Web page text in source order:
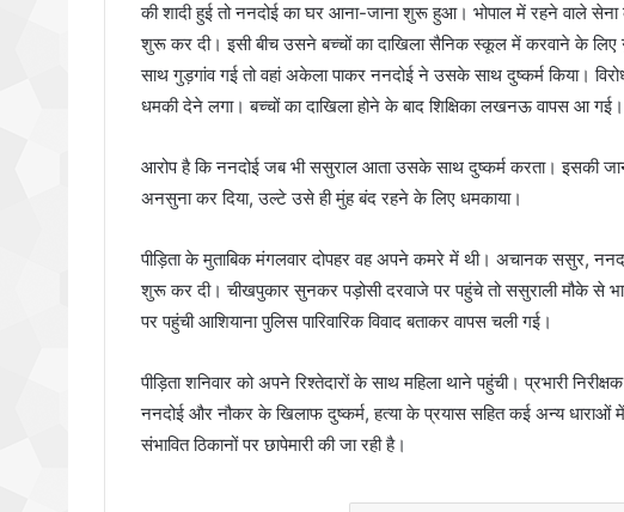
की शादी हुई तो ननदोई का घर आना-जाना शुरू हुआ। भोपाल में रहने वाले
शुरू कर दी। इसी बीच उसने बच्चों का दाखिला सैनिक स्कूल में करवाने के लिए
साथ गुड़गांव गई तो वहां अकेला पाकर ननदोई ने उसके साथ दुष्कर्म किया।
धमकी देने लगा। बच्चों का दाखिला होने के बाद शिक्षिका लखनऊ वापस आ गई।
आरोप है कि ननदोई जब भी ससुराल आता उसके साथ दुष्कर्म करता। इसकी
अनसुना कर दिया, उल्टे उसे ही मुंह बंद रहने के लिए धमकाया।
पीड़िता के मुताबिक मंगलवार दोपहर वह अपने कमरे में थी। अचानक ससुर,
शुरू कर दी। चीखपुकार सुनकर पड़ोसी दरवाजे पर पहुंचे तो ससुराली मौके से
पर पहुंची आशियाना पुलिस पारिवारिक विवाद बताकर वापस चली गई।
पीड़िता शनिवार को अपने रिश्तेदारों के साथ महिला थाने पहुंची। प्रभारी
ननदोई और नौकर के खिलाफ दुष्कर्म, हत्या के प्रयास सहित कई अन्य धाराओं में
संभावित ठिकानों पर छापेमारी की जा रही है।